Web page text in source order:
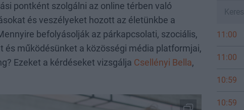
pontként szolgálni az online térben való
és veszélyeket hozott az életünkbe a
befolyásolják az párkapcsolati, szociális,
és működésünket a közösségi média platformjai,
Ezeket a kérdéseket vizsgálja Csellényi Bella,
11:00
11:00
10:59
10:59